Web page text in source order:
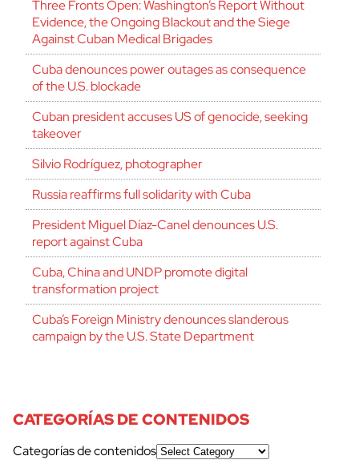
Three Fronts Open: Washington’s Report Without
Evidence, the Ongoing Blackout and the Siege
Against Cuban Medical Brigades
Cuba denounces power outages as consequence
of the U.S. blockade
Cuban president accuses US of genocide, seeking
takeover
Silvio Rodríguez, photographer
Russia reaffirms full solidarity with Cuba
President Miguel Díaz-Canel denounces U.S.
report against Cuba
Cuba, China and UNDP promote digital
transformation project
Cuba’s Foreign Ministry denounces slanderous
campaign by the U.S. State Department
CATEGORÍAS DE CONTENIDOS
Categorías de contenidos